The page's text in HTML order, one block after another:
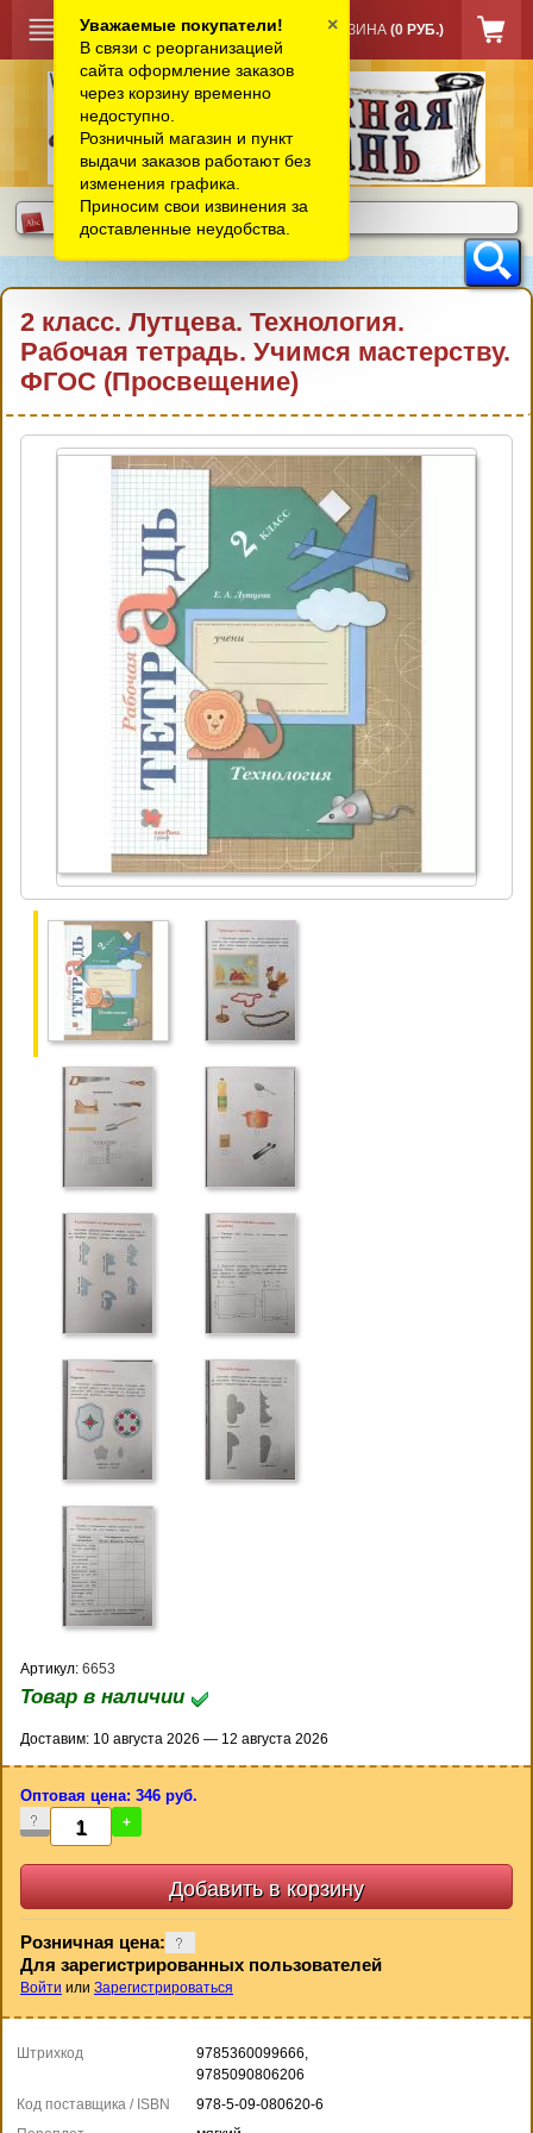
КОРЗИНА (0 РУБ.)
2 класс. Лутцева. Технология.
Рабочая тетрадь. Учимся мастерству.
ФГОС (Просвещение)
Артикул: 6653
Товар в наличии
Доставим: 10 августа 2026 — 12 августа 2026
Оптовая цена: 346 руб.
- +
Розничная цена:
Для зарегистрированных пользователей
Войти или Зарегистрироваться
Штрихкод
9785360099666,
9785090806206
Код поставщика / ISBN
978-5-09-080620-6
Уважаемые покупатели!
В связи с реорганизацией
сайта оформление заказов
через корзину временно
недоступно.
Розничный магазин и пункт
выдачи заказов работают без
изменения графика.
Приносим свои извинения за
доставленные неудобства.
×